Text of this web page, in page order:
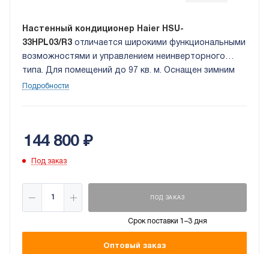
Настенный кондиционер Haier HSU-
33HPL03/R3 отличается широкими функциональными
возможностями и управлением неинверторного
типа. Для помещений до 97 кв. м. Оснащен зимним
комплектом для работы в -30. В комплекте
Подробности
144 800₽
Под заказ
ПОД ЗАКАЗ
Срок поставки 1–3 дня
Оптовый заказ